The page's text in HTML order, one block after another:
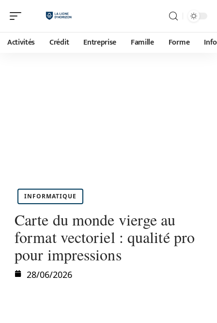
Activités Crédit Entreprise Famille Forme
INFORMATIQUE
Carte du monde vierge au
format vectoriel : qualité pro
pour impressions
28/06/2026